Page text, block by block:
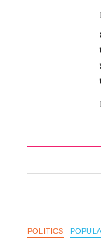
POLITICS